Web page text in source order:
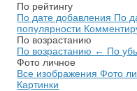
По рейтингу
По дате добавления По
популярности
По возрастанию
По возрастанию ← По
Фото личное
Все изображенияФото
Картинки